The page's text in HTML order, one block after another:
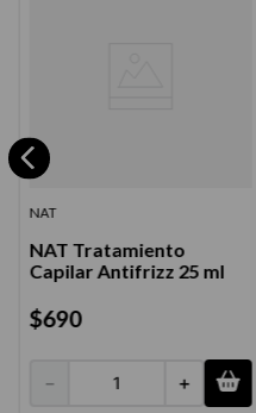
NAT
NAT Tratamiento
Capilar Antifrizz 25 ml
$690
＋
－